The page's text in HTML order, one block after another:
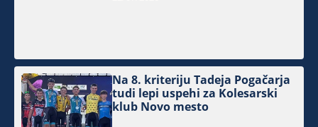
Na 8. kriteriju Tadeja Pogačarja
tudi lepi uspehi za Kolesarski
klub Novo mesto